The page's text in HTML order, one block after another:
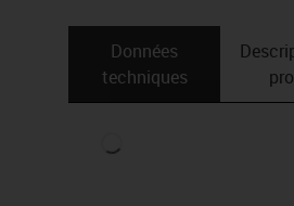
Données
techniques